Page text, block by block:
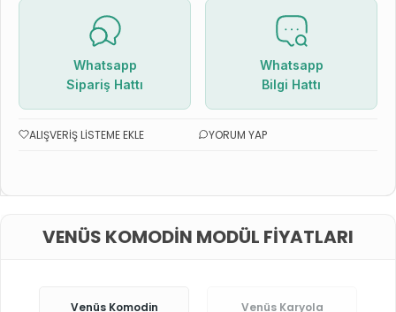
Whatsapp
Sipariş Hattı
Whatsapp
Bilgi Hattı
ALIŞVERIŞ LISTEME EKLE YORUM YAP
VENÜS KOMODIN MODÜL FIYATLARI
Venüs Komodin Venüs Karyola